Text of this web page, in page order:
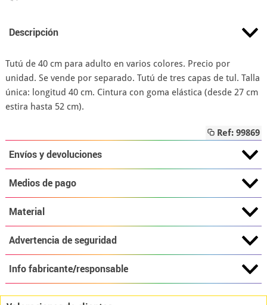
Descripción
Tutú de 40 cm para adulto en varios colores. Precio por
unidad. Se vende por separado. Tutú de tres capas de tul. Talla
única: longitud 40 cm. Cintura con goma elástica (desde 27 cm
estira hasta 52 cm).
Ref: 99869
Envíos y devoluciones
Medios de pago
Material
Advertencia de seguridad
Info fabricante/responsable